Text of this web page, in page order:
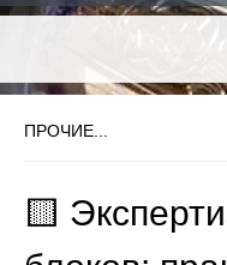
ПРОЧИЕ...
🟨